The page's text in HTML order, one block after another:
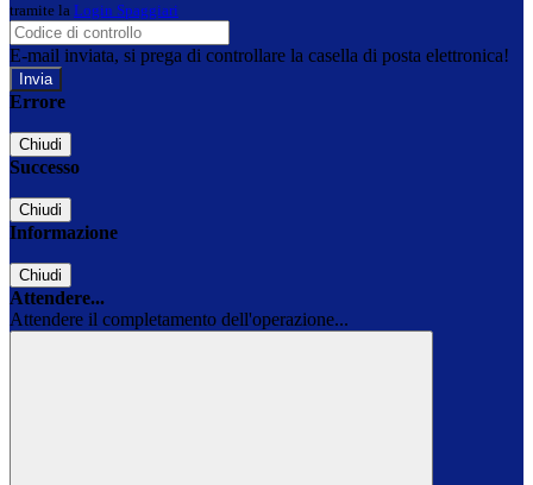
tramite la Login Spaggiari
E-mail inviata, si prega di controllare la casella di posta elettronica!
Errore
Chiudi
Successo
Chiudi
Informazione
Chiudi
Attendere...
Attendere il completamento dell'operazione...